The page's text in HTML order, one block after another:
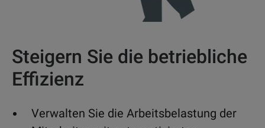
Steigern Sie die betriebliche
Effizienz
Verwalten Sie die Arbeitsbelastung der